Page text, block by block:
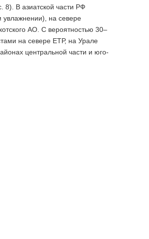
8). В азиатской части РФ
увлажнении), на севере
АО. С вероятностью 30–
на севере ЕТР, на Урале
центральной части и юго-